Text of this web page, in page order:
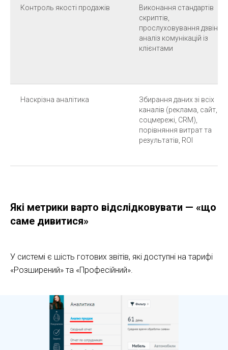
Контроль якості продажів
Виконання стандартів
скриптів,
прослуховування дзвінків,
аналіз комунікацій із
клієнтами
Наскрізна аналітика
Збирання даних зі всіх
каналів (реклама, сайт,
соцмережі, CRM),
порівняння витрат та
результатів, ROI
Які метрики варто відслідковувати — «що
саме дивитися»
У системі є шість готових звітів, які доступні на тарифі
«Розширений» та «Професійний».